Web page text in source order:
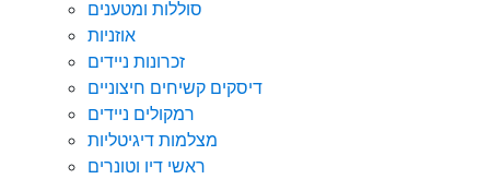
סוללות ומטענים
אוזניות
זכרונות ניידים
דיסקים קשיחים חיצוניים
רמקולים ניידים
מצלמות דיגיטליות
ראשי דיו וטונרים